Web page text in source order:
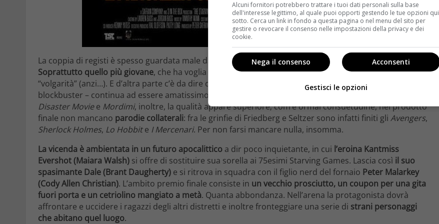
La coppia di registi è spesso guardata male dalla critica, ma in compenso fa proseliti fra il pubblico.
Soprattutto quello più giovane, che ha voglia di divertirsi e di certo non storce il naso dinanzi a certe
“volgarità” (anzi…). E d’altra parte c’è da dire che
il filone degli Spoof Flicks– ovvero le parodie dei
blockbuster – continua ad essere amatissimo in quel di Hollywood e non solo. Rispetto ai precedenti
Disaster Moviee Mordimi, inoltre, la qualità appare superiore; com’è ormai consuetudine, nel prodotto
finale non mancano parodie collaterali: fra le grinfie di Friedberg e Seltzer sono infatti finiti gli Avengers,
Sherlock Holmes, Lo Hobbite I Mercenari. Per non farsi mancare nulla, insomma.
La vicenda è ambientata in un futuro apocalittico a dir poco inquietante, in cui l’eroina Kantmiss
Evershot (Maiara Walsh) si offre di sostituire sua sorella ai 75esimi Starving Games. Lascia così il suo
spasimante Dale (Brant Daugherty) e si ritrova in squadra con il figlio nerd del fornaio Peter Malarkey
(Cody Allen Christian). L’ambito premio finale consiste in un vecchio prosciutto, un coupon per una gita
fuori porta e un cetriolino mangiato a metà. Quanta abbondanza. Nell’arena la protagonista dovrà
affrontare e uccidere i ragazzi degli altri distretti e inoltre fronteggiare una serie di strani personaggi
che abitano quel luogo.
Alcuni fornitori potrebbero trattare i tuoi dati personali sulla base
dell'interesse legittimo, al quale puoi opporti gestendo le tue opzioni qui
sotto. Cerca un link in fondo a questa pagina o nel menu del sito per
gestire o revocare il consenso nelle impostazioni della privacy e dei
cookie.
Acconsenti
Nega il consenso
Gestisci le opzioni